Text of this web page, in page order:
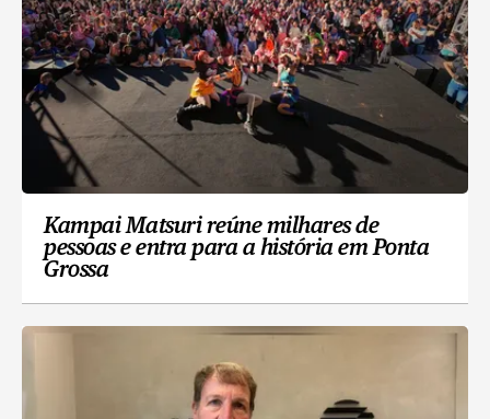
Kampai Matsuri reúne milhares de
pessoas e entra para a história em Ponta
Grossa